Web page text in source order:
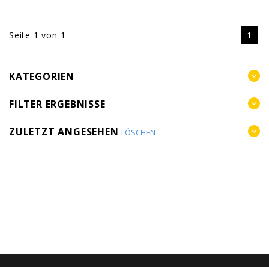
Seite 1 von 1 1
KATEGORIEN
FILTER ERGEBNISSE
ZULETZT ANGESEHENLÖSCHEN